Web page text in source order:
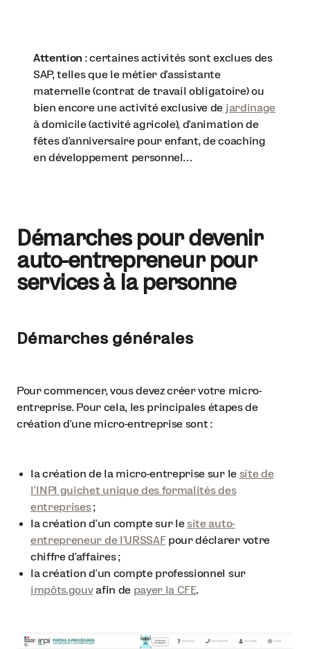
Attention : certaines activités sont exclues des
SAP, telles que le métier d’assistante
maternelle (contrat de travail obligatoire) ou
bien encore une activité exclusive de jardinage
à domicile (activité agricole), d’animation de
fêtes d’anniversaire pour enfant, de coaching
en développement personnel…
Démarches pour devenir
auto-entrepreneur pour
services à la personne
Démarches générales
Pour commencer, vous devez créer votre micro-
entreprise. Pour cela, les principales étapes de
création d’une micro-entreprise sont :
la création de la micro-entreprise sur le site de
l’INPI guichet unique des formalités des
entreprises;
la création d’un compte sur le site auto-
entrepreneur de l’URSSAFpour déclarer votre
chiffre d’affaires ;
la création d’un compte professionnel sur
impôts.gouvafin de payer la CFE.